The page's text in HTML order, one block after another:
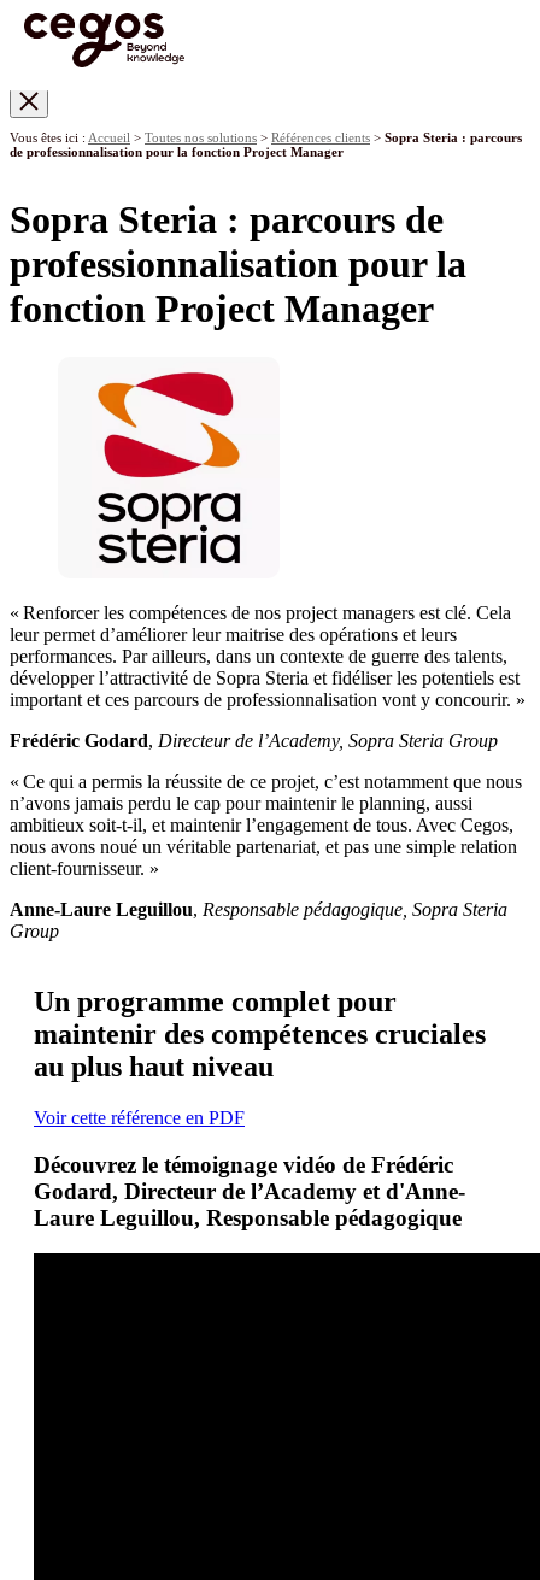
Vous êtes ici : Accueil > Toutes nos solutions > Références clients > Sopra Steria : parcours
de professionnalisation pour la fonction Project Manager
Sopra Steria : parcours de
professionnalisation pour la
fonction Project Manager
« Renforcer les compétences de nos project managers est clé. Cela
leur permet d’améliorer leur maitrise des opérations et leurs
performances. Par ailleurs, dans un contexte de guerre des talents,
développer l’attractivité de Sopra Steria et fidéliser les potentiels est
important et ces parcours de professionnalisation vont y concourir. »
Frédéric Godard, Directeur de l’Academy, Sopra Steria Group
« Ce qui a permis la réussite de ce projet, c’est notamment que nous
n’avons jamais perdu le cap pour maintenir le planning, aussi
ambitieux soit-t-il, et maintenir l’engagement de tous. Avec Cegos,
nous avons noué un véritable partenariat, et pas une simple relation
client-fournisseur. »
Anne-Laure Leguillou, Responsable pédagogique, Sopra Steria
Group
Un programme complet pour
maintenir des compétences cruciales
au plus haut niveau
Voir cette référence en PDF
Découvrez le témoignage vidéo de Frédéric
Godard, Directeur de l’Academy et d'Anne-
Laure Leguillou, Responsable pédagogique